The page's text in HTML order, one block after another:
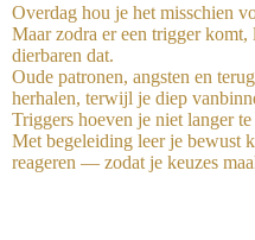
Overdag hou je het misschien
Maar zodra er een trigger
dierbaren dat.
Oude patronen, angsten en
herhalen, terwijl je diep
Triggers hoeven je niet langer te
Met begeleiding leer je bewust
reageren — zodat je keuzes